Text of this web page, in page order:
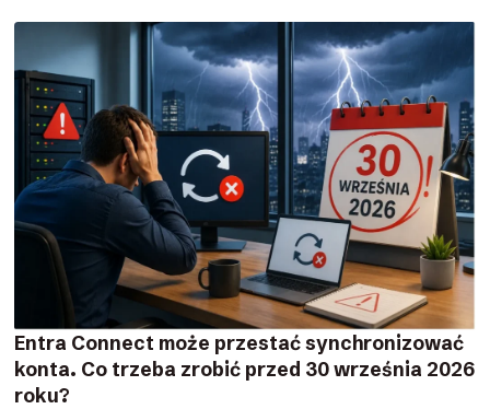
Entra Connect może przestać synchronizować
konta. Co trzeba zrobić przed 30 września 2026
roku?